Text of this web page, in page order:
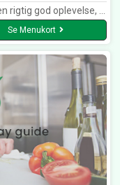
atmosfære, ikke sidste gang vi besøger dette hyggelige sted, kan kun anbefales.
Se Menukort